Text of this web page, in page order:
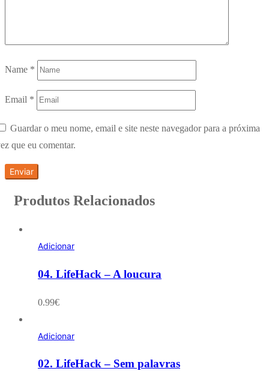
Name *
Email *
Guardar o meu nome, email e site neste navegador para a próxima
que eu comentar.
Produtos Relacionados
Adicionar
04. LifeHack – A loucura
0.99€
Adicionar
02. LifeHack – Sem palavras